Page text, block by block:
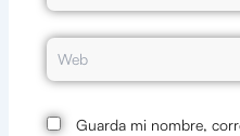
Web
Guarda mi nombre,